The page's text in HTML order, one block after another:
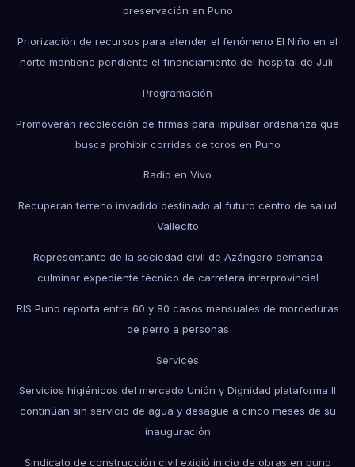
preservación en Puno
Priorización de recursos para atender el fenómeno El Niño en el
norte mantiene pendiente el financiamiento del hospital de Juli.
Programación
Promoverán recolección de firmas para impulsar ordenanza que
busca prohibir corridas de toros en Puno
Radio en Vivo
Recuperan terreno invadido destinado al futuro centro de salud
Vallecito
Representante de la sociedad civil de Azángaro demanda
culminar expediente técnico de carretera interprovincial
RIS Puno reporta entre 60 y 80 casos mensuales de mordeduras
de perro a personas
Services
Servicios higiénicos del mercado Unión y Dignidad plataforma II
continúan sin servicio de agua y desagüe a cinco meses de su
inauguración
Sindicato de construcción civil exigió inicio de obras en puno